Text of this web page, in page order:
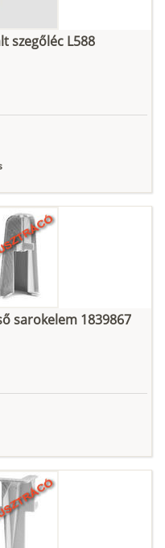
szegőléc L588
sarokelem 1839867